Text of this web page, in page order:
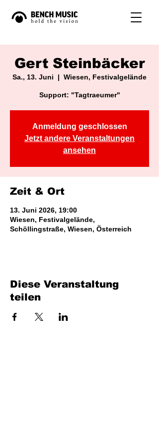
Gert Steinbäcker
Sa., 13. Juni
  |
Wiesen, Festivalgelände
Support: "Tagtraeumer"
Anmeldung geschlossen
Jetzt andere Veranstaltungen
ansehen
Zeit & Ort
13. Juni 2026, 19:00
Wiesen, Festivalgelände,
Schöllingstraße, Wiesen, Österreich
Diese Veranstaltung
teilen